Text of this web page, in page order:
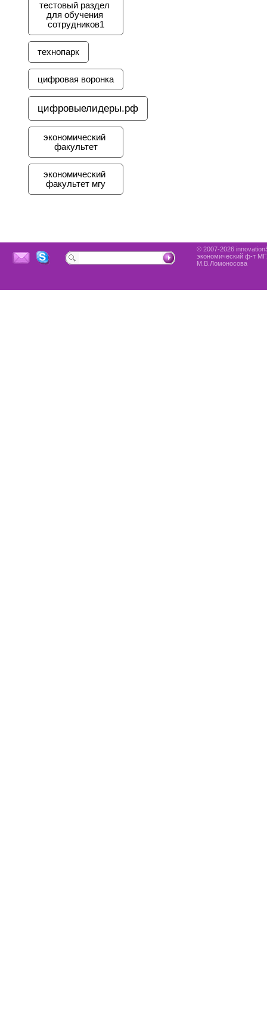
тестовый раздел
для обучения
сотрудников1
технопарк
цифровая воронка
цифровыелидеры.рф
экономический
факультет
экономический
факультет мгу
© 2007-2026
экономический ф-т
М.В.Ломоносова